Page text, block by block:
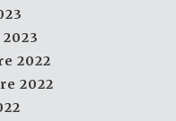
2022
2022